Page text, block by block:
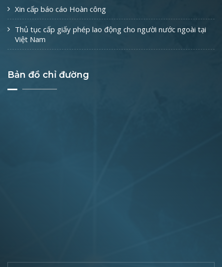
Xin cấp báo cáo Hoàn công
Thủ tục cấp giấy phép lao động cho người nước ngoài tại
Việt Nam
Bản đồ chỉ đường